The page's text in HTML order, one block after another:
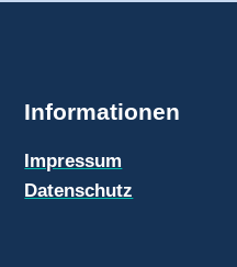
Informationen
Impressum
Datenschutz